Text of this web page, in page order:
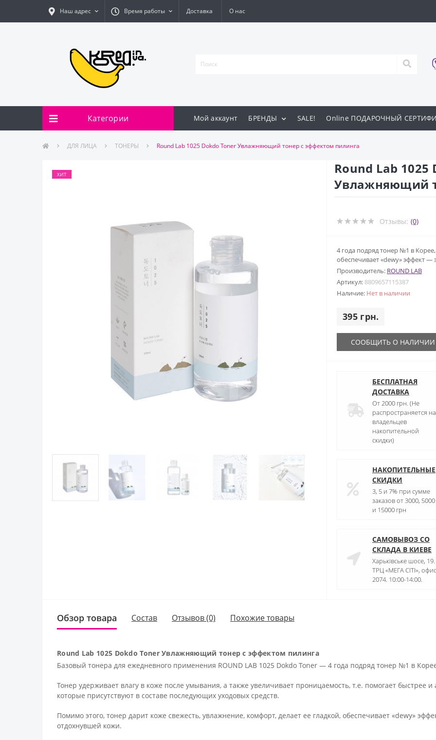
Наш адрес Время работы Доставка О нас
Категории Мой аккаунт БРЕНДЫ SALE! Online ПОДАРОЧНЫЙ
ДЛЯ ЛИЦА ТОНЕРЫ Round Lab 1025 Dokdo Toner Увлажняющий тонер с эффектом пилинга
ХИТ
Round Lab 1025
Увлажняющий
Отзывы: (0)
4 года подряд тонер №1 в
обеспечивает «dewy» эффект
Производитель: ROUND LAB
Артикул: 8809657115387
Наличие: Нет в наличии
395 грн.
СООБЩИТЬ О НАЛИЧИИ
БЕСПЛАТНАЯ
ДОСТАВКА
От 2000 грн. (Не
распространяется на
владельцев
накопительной
скидки)
НАКОПИТЕЛЬНЫЕ
СКИДКИ
3, 5 и 7% при сумме
заказов от 3000, 5000
и 15000 грн
САМОВЫВОЗ СО
СКЛАДА В КИЕВЕ
Харьківське шосе, 19.
ТРЦ «МЕГА СІТІ», офис
2074. 10:00-14:00.
Обзор товара Состав Отзывов (0) Похожие товары
Round Lab 1025 Dokdo Toner Увлажняющий тонер с эффектом пилинга
Базовый тонера для ежедневного применения ROUND LAB 1025 Dokdo Toner — 4 года подряд тонер №1 в
Тонер удерживает влагу в коже после умывания, а также увеличивает проницаемость, т.е. помогает быстрее
которые присутствуют в составе последующих уходовых средств.
Помимо этого, тонер дарит коже свежесть, увлажнение, комфорт, делает ее гладкой, обеспечивает «dewy»
отдохнувшей кожи.